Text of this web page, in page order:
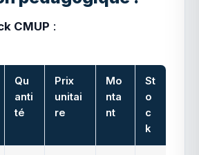
CMUP :
Qu
anti
té
Prix
unitai
re
Mo
nta
nt
St
o
c
k